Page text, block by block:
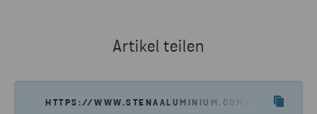
Artikel teilen
HTTPS://WWW.STENAALUMINIUM.COM/DE/NEWS-